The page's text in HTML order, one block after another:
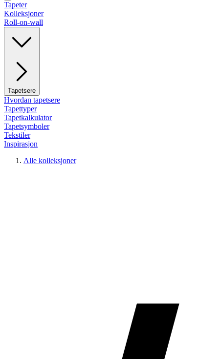
Tapeter
Kolleksjoner
Roll-on-wall
Tapetsere
Hvordan tapetsere
Tapettyper
Tapetkalkulator
Tapetsymboler
Tekstiler
Inspirasjon
Alle kolleksjoner